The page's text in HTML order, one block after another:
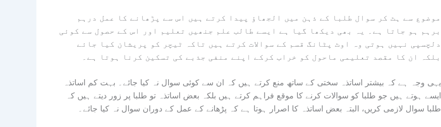
موضوع سے ہٹ کر سوال طلبا کے ذہن میں الجھاؤ پیدا کرتے ہیں اس سے پڑھانے کا عمل درہم
برہم ہو جاتا ہے۔ یہ بھی دیکھا گیا ہے ایسے طالب علم جنھیں تعلیم اور اس کے حصول سے کوئی
دلچسپی نہیں ہوتی وہ اوٹ پٹانگ قسم کے سوالات کرتے ہیں تاکہ ٹیچر کو پریشان کیا جائے
بلکہ ان کا مقصد تعلیمی ماحول کو خراب کرکے اپنے منفی جذبے کی تسکین کرنا ہوتا ہے۔
یہی وجہ ہے کہ بیشتر اساتذہ سختی کے ساتھ منع کرتے ہیں کہ ان سے کوئی سوال نہ کیا جائے۔ بہت کم اساتذہ
ایسے ہوتے ہیں جو طلبا کو سوالات کرنے کا موقع فراہم کرتے ہیں بلکہ بعض اساتذہ تو طلبا پر زور دیتے ہیں کہ
طلبا سوال لازمی کریں، البتہ بعض اساتذہ کا اصرار ہوتا ہے کہ پڑھانے کے عمل کے دوران سوال نہ کیا جائے۔